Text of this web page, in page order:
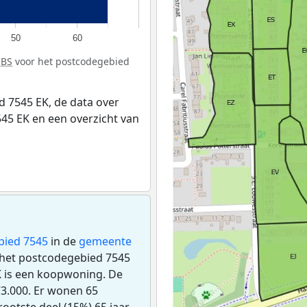
50 60
voor het postcodegebied
EK, de data over
EK en een overzicht van
7545 in de gemeente
postcodegebied 7545
is een koopwoning. De
Er wonen 65